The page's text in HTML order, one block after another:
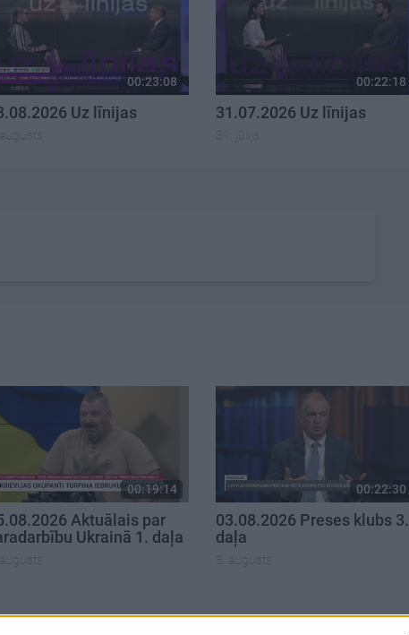
00:23:08
Uz līnijas
00:22:18
31.07.2026 Uz līnijas
31. jūlijs
00:19:14
Aktuālais par
Ukrainā 1. daļa
00:22:30
03.08.2026 Preses klubs 3.
daļa
3. augusts